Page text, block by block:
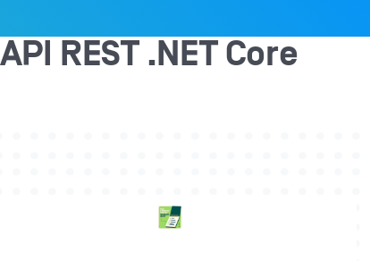
REST .NET Core